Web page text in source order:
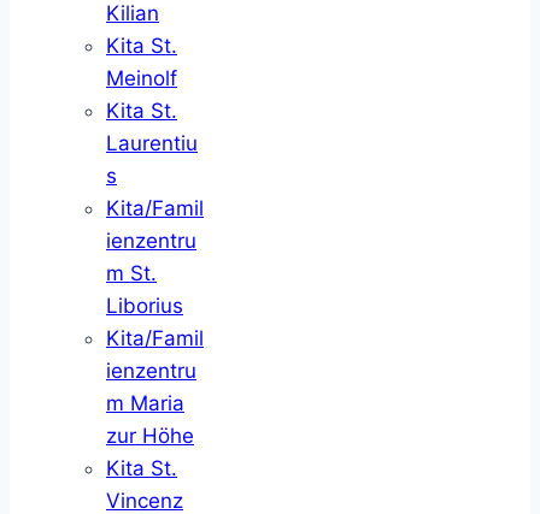
Kilian
Kita St.
Meinolf
Kita St.
Laurentiu
s
Kita/Famil
ienzentru
m St.
Liborius
Kita/Famil
ienzentru
m Maria
zur Höhe
Kita St.
Vincenz